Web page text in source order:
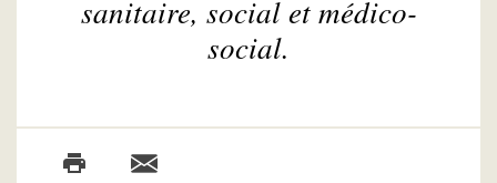
sanitaire, social et médico-
social.